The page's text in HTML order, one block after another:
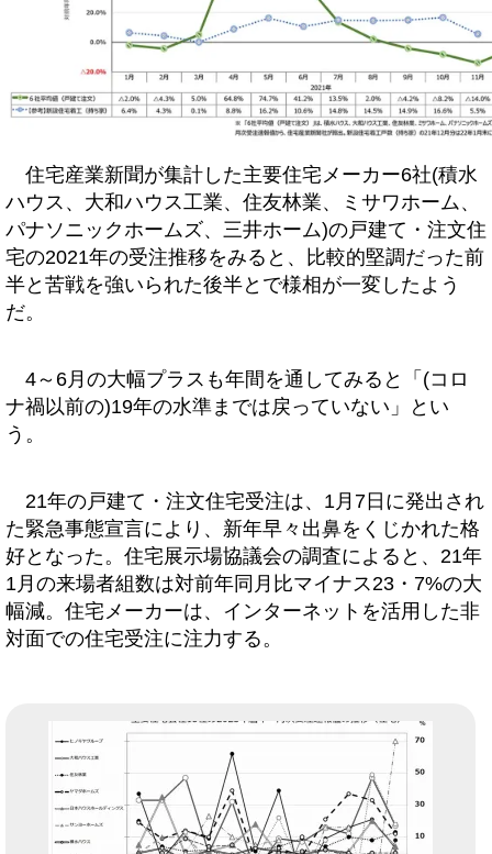
住宅産業新聞が集計した主要住宅メーカー6社(積水
ハウス、大和ハウス工業、住友林業、ミサワホーム、
パナソニックホームズ、三井ホーム)の戸建て・注文住
宅の2021年の受注推移をみると、比較的堅調だった前
半と苦戦を強いられた後半とで様相が一変したよう
だ。
4～6月の大幅プラスも年間を通してみると「(コロ
ナ禍以前の)19年の水準までは戻っていない」とい
う。
21年の戸建て・注文住宅受注は、1月7日に発出され
た緊急事態宣言により、新年早々出鼻をくじかれた格
好となった。住宅展示場協議会の調査によると、21年
1月の来場者組数は対前年同月比マイナス23・7%の大
幅減。住宅メーカーは、インターネットを活用した非
対面での住宅受注に注力する。